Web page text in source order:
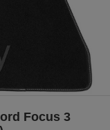
Focus 3